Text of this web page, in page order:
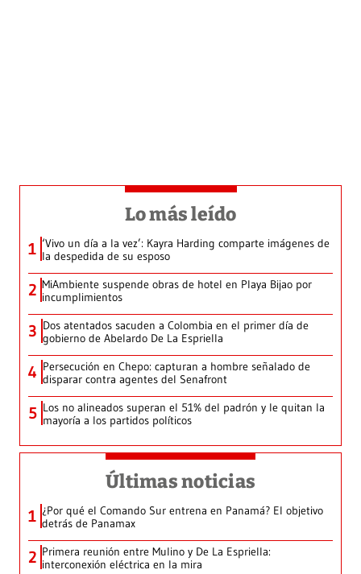
Lo más leído
1 ‘Vivo un día a la vez’: Kayra Harding comparte imágenes de
la despedida de su esposo
2 MiAmbiente suspende obras de hotel en Playa Bijao por
incumplimientos
3 Dos atentados sacuden a Colombia en el primer día de
gobierno de Abelardo De La Espriella
4 Persecución en Chepo: capturan a hombre señalado de
disparar contra agentes del Senafront
5 Los no alineados superan el 51% del padrón y le quitan la
mayoría a los partidos políticos
Últimas noticias
1 ¿Por qué el Comando Sur entrena en Panamá? El objetivo
detrás de Panamax
2 Primera reunión entre Mulino y De La Espriella:
interconexión eléctrica en la mira